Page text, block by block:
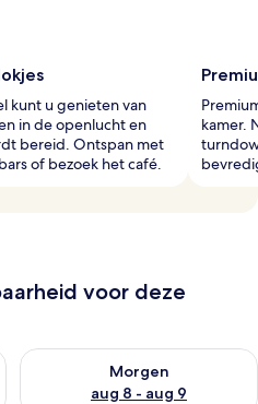
kunt u genieten van
in de openlucht en
bereid. Ontspan met
of bezoek het café.
kamer.
voor deze
voor vanavond aug 7 - aug 8
Morgen
aug 8 - aug 9
De beschikbaarheid